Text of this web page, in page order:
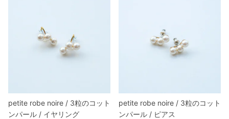
petite robe noire / 3粒のコット
ンパール / イヤリング
petite robe noire / 3粒のコット
ンパール / ピアス